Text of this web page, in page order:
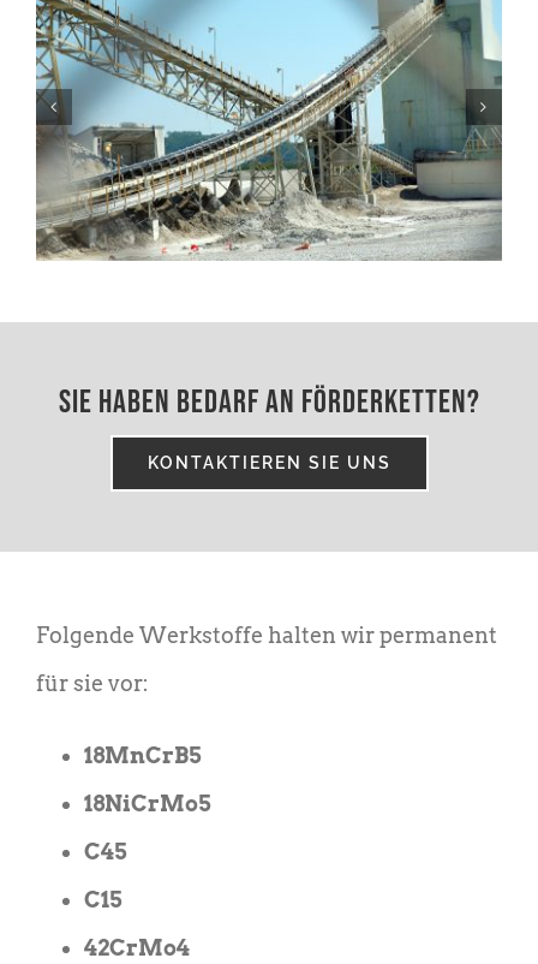
Sie haben Bedarf an Förderketten?
KONTAKTIEREN SIE UNS
Folgende Werkstoffe halten wir permanent
für sie vor:
18MnCrB5
18NiCrMo5
C45
C15
42CrMo4